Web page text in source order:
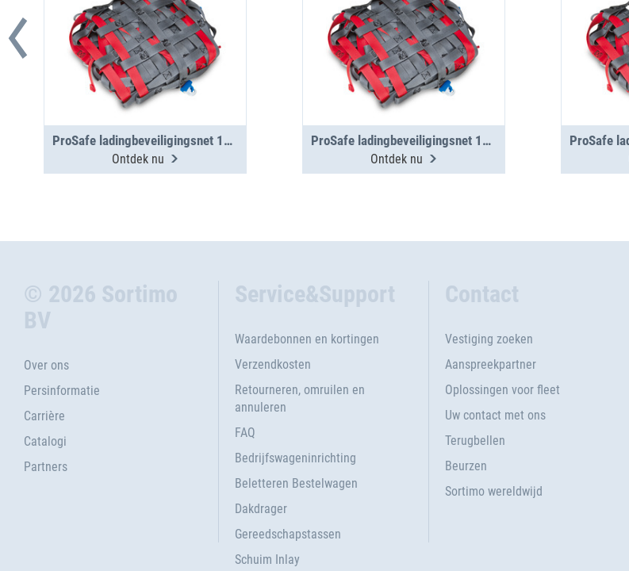
ProSafe ladingbeveiligingsnet 1400x1025
Ontdek nu
ProSafe ladingbeveiligingsnet 1775x1150
Ontdek nu
© 2026 Sortimo
BV
Over ons
Persinformatie
Carrière
Catalogi
Partners
Service&Support
Waardebonnen en kortingen
Verzendkosten
Retourneren, omruilen en
annuleren
FAQ
Bedrijfswageninrichting
Beletteren Bestelwagen
Dakdrager
Gereedschapstassen
Schuim Inlay
Contact
Vestiging zoeken
Aanspreekpartner
Oplossingen voor fleet
Uw contact met ons
Terugbellen
Beurzen
Sortimo wereldwijd